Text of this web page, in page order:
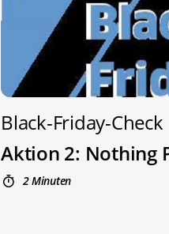
Black-Friday-Check
Aktion 2: Nothing
2 Minuten